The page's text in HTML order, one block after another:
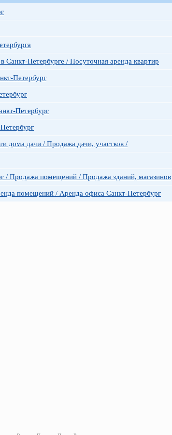
Санкт-Петербурге / Посуточная аренда квартир
Петербург
Петербург
дома дачи / Продажа дачи, участков /
/ Продажа помещений / Продажа зданий, магазинов
помещений / Аренда офиса Санкт-Петербург